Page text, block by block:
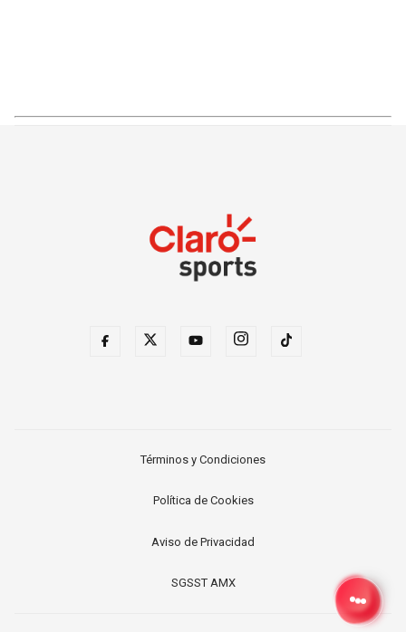
Términos y Condiciones
Política de Cookies
Aviso de Privacidad
SGSST AMX